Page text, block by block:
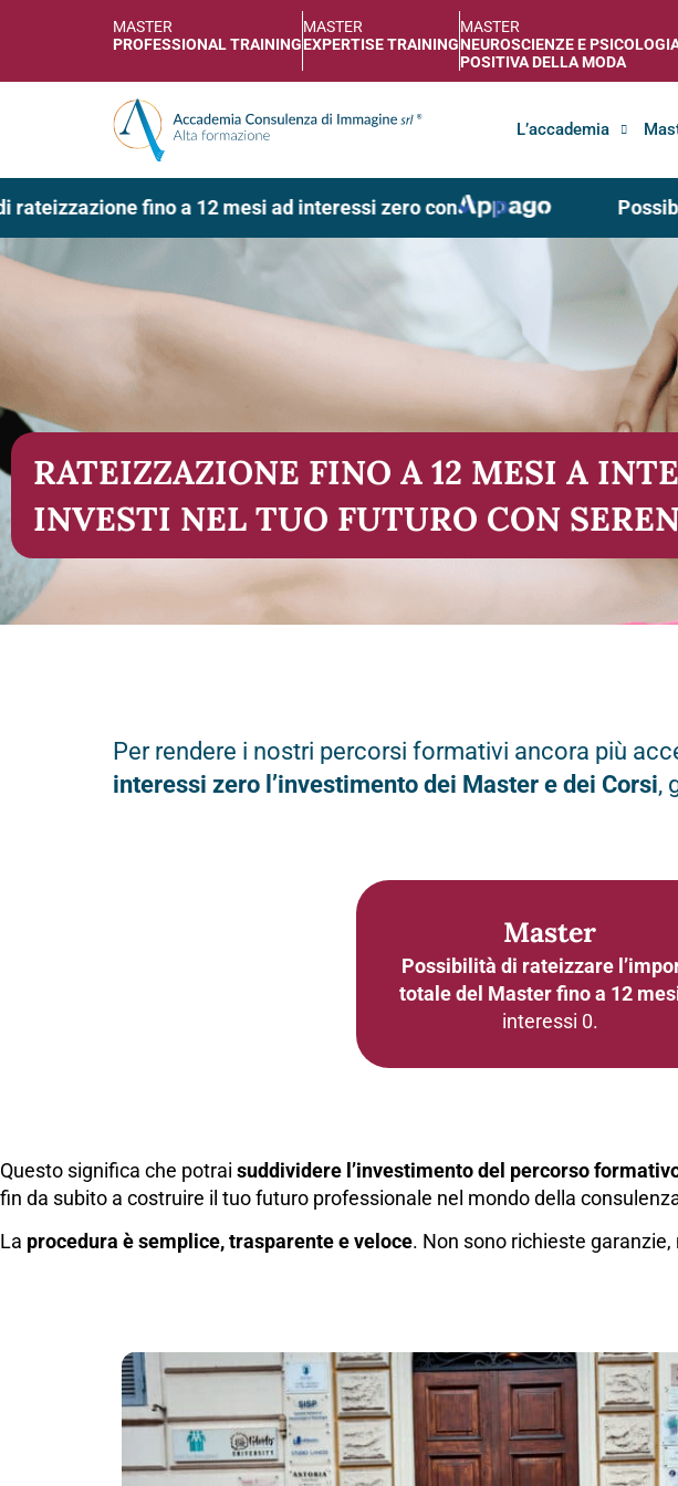
MASTER
PROFESSIONAL TRAINING
MASTER
EXPERTISE TRAINING
MASTER
NEUROSCIENZE E
POSITIVA DELLA MODA
L’accademia
fino a 12 mesi ad interessi zero con
RATEIZZAZIONE FINO A 12 MESI A
INVESTI NEL TUO FUTURO CON
Per rendere i nostri percorsi formativi ancora più
interessi zero l’investimento dei Master e dei Corsi,
Master
Possibilità di rateizzare
totale del Master fino a 12
interessi 0.
Questo significa che potrai suddividere l’investimento del percorso
fin da subito a costruire il tuo futuro professionale nel mondo della
La procedura è semplice, trasparente e veloce. Non sono richieste